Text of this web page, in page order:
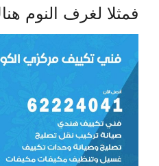
فمثلا لغرف النوم